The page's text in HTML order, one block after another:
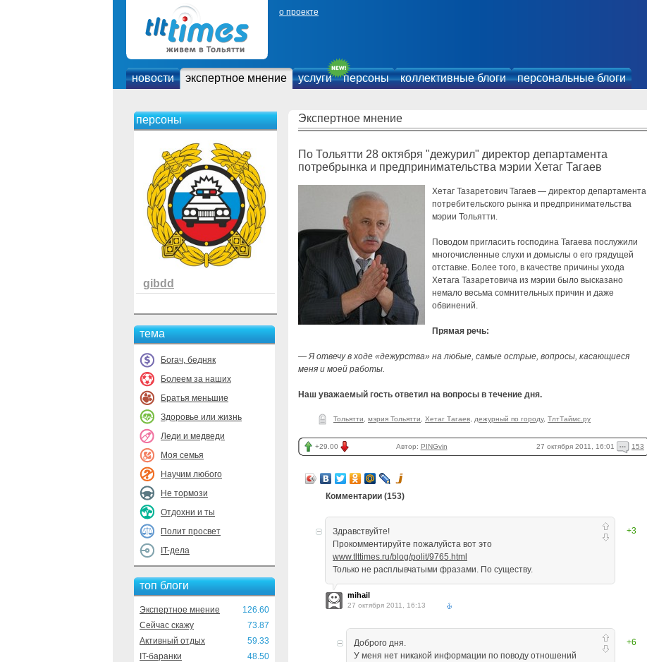
о проекте
новости экспертное мнение услуги персоны коллективные блоги персональные блоги
персоны
gibdd
тема
Богач, бедняк
Болеем за наших
Братья меньшие
Здоровье или жизнь
Леди и медведи
Моя семья
Научим любого
Не тормози
Отдохни и ты
Полит просвет
IT-дела
топ блоги
Экспертное мнение
126.60
Сейчас скажу
73.87
Активный отдых
59.33
IT-баранки
48.50
Экспертное мнение
По Тольятти 28 октября "дежурил" директор департамента
потребрынка и предпринимательства мэрии Хетаг Тагаев
Хетаг Тазаретович Тагаев — директор департамента
потребительского рынка и предпринимательства
мэрии Тольятти.
Поводом пригласить господина Тагаева послужили
многочисленные слухи и домыслы о его грядущей
отставке. Более того, в качестве причины ухода
Хетага Тазаретовича из мэрии было высказано
немало весьма сомнительных причин и даже
обвинений.
Прямая речь:
— Я отвечу в ходе «дежурства» на любые, самые острые, вопросы, касающиеся
меня и моей работы.
Наш уважаемый гость ответил на вопросы в течение дня.
Тольятти мэрия Тольятти Хетаг Тагаев дежурный по городу, ТлтТаймс.ру
+29.00 Автор: PINGvin 27 октября 2011, 16:01 153
Комментарии (153)
+3
Здравствуйте!
Прокомментируйте пожалуйста вот это
www.tlttimes.ru/blog/polit/9765.html
Только не расплывчатыми фразами. По существу.
mihail
27 октября 2011, 16:13
+6
Доброго дня.
У меня нет никакой информации по поводу отношений